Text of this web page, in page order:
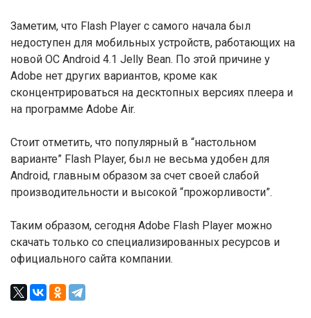
Заметим, что Flash Player с самого начала был
недоступен для мобильных устройств, работающих на
новой ОС Android 4.1 Jelly Bean. По этой причине у
Adobe нет других вариантов, кроме как
сконцентрироваться на десктопных версиях плеера и
на программе Adobe Air.
Стоит отметить, что популярный в “настольном
варианте” Flash Player, был не весьма удобен для
Android, главным образом за счет своей слабой
производительности и высокой “прожорливости”.
Таким образом, сегодня Adobe Flash Player можно
скачать только со специализированных ресурсов и
официального сайта компании.